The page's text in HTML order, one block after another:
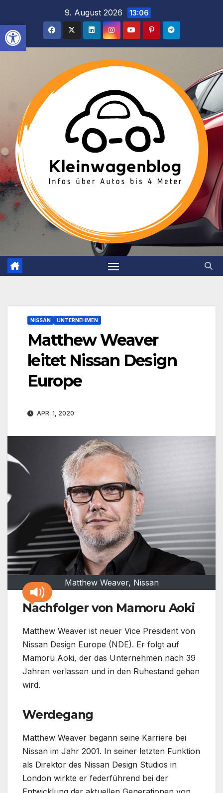
Werkzeugleiste öffnen
springen
9. August 2026 13:06
NISSAN UNTERNEHMEN
Matthew Weaver
leitet Nissan Design
Europe
APR. 1, 2020
Matthew Weaver, Nissan
Nachfolger von Mamoru Aoki
Matthew Weaver ist neuer Vice President von
Nissan Design Europe (NDE). Er folgt auf
Mamoru Aoki, der das Unternehmen nach 39
Jahren verlassen und in den Ruhestand gehen
wird.
Werdegang
Matthew Weaver begann seine Karriere bei
Nissan im Jahr 2001. In seiner letzten Funktion
als Direktor des Nissan Design Studios in
London wirkte er federführend bei der